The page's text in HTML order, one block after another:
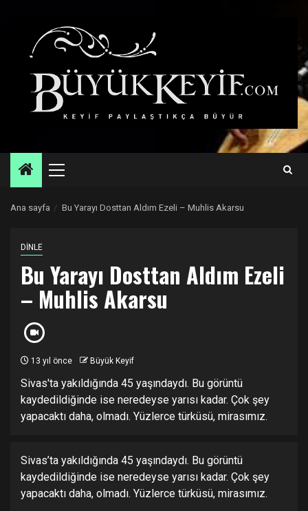
Primary
Ana sayfa Bu Yarayı Dosttan Aldım Ezeli – Muhlis Akarsu
DİNLE
Bu Yarayı Dosttan Aldım Ezeli
– Muhlis Akarsu
13 yıl önce Büyük Keyif
Sivas'ta yakıldığında 45 yaşındaydı. Bu görüntü
kaydedildiğinde ise neredeyse yarısı kadar. Çok şey
yapacaktı daha, olmadı. Yüzlerce türküsü, mirasımız.
Sivas’ta yakıldığında 45 yaşındaydı. Bu görüntü
kaydedildiğinde ise neredeyse yarısı kadar. Çok şey
yapacaktı daha, olmadı. Yüzlerce türküsü, mirasımız.